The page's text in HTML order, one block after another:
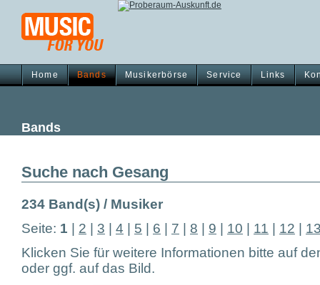
Home Bands Musikerbörse Service Links
Bands
Suche nach Gesang
234 Band(s) / Musiker
Seite: 1 2 3 4 5 6 7 8 9 10 11 12
Klicken Sie für weitere Informationen bitte auf
oder ggf. auf das Bild.